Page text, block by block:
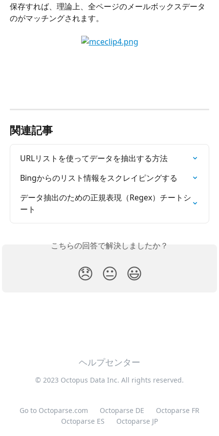
保存すれば、理論上、全ページのメールボックスデータ
のがマッチングされます。
関連記事
URLリストを使ってデータを抽出する方法
Bingからのリスト情報をスクレイピングする
データ抽出のための正規表現（Regex）チートシ
ート
こちらの回答で解決しましたか？
😞 😐 😃
ヘルプセンター
© 2023 Octopus Data Inc. All rights reserved.
Go to Octoparse.com Octoparse DE
Octoparse FR
Octoparse ES
Octoparse JP